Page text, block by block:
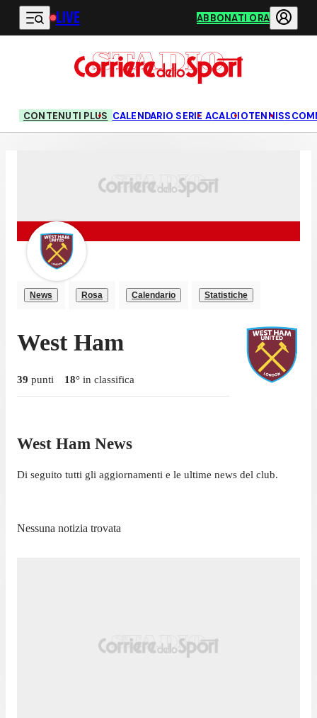
Vai al contenuto principale
LIVE ABBONATI ORA
CONTENUTI PLUS CALENDARIO SERIE ACALCIOTENNIS
News Rosa Calendario Statistiche
West Ham
39 punti 18° in classifica
West Ham News
Di seguito tutti gli aggiornamenti e le ultime news del club.
Nessuna notizia trovata